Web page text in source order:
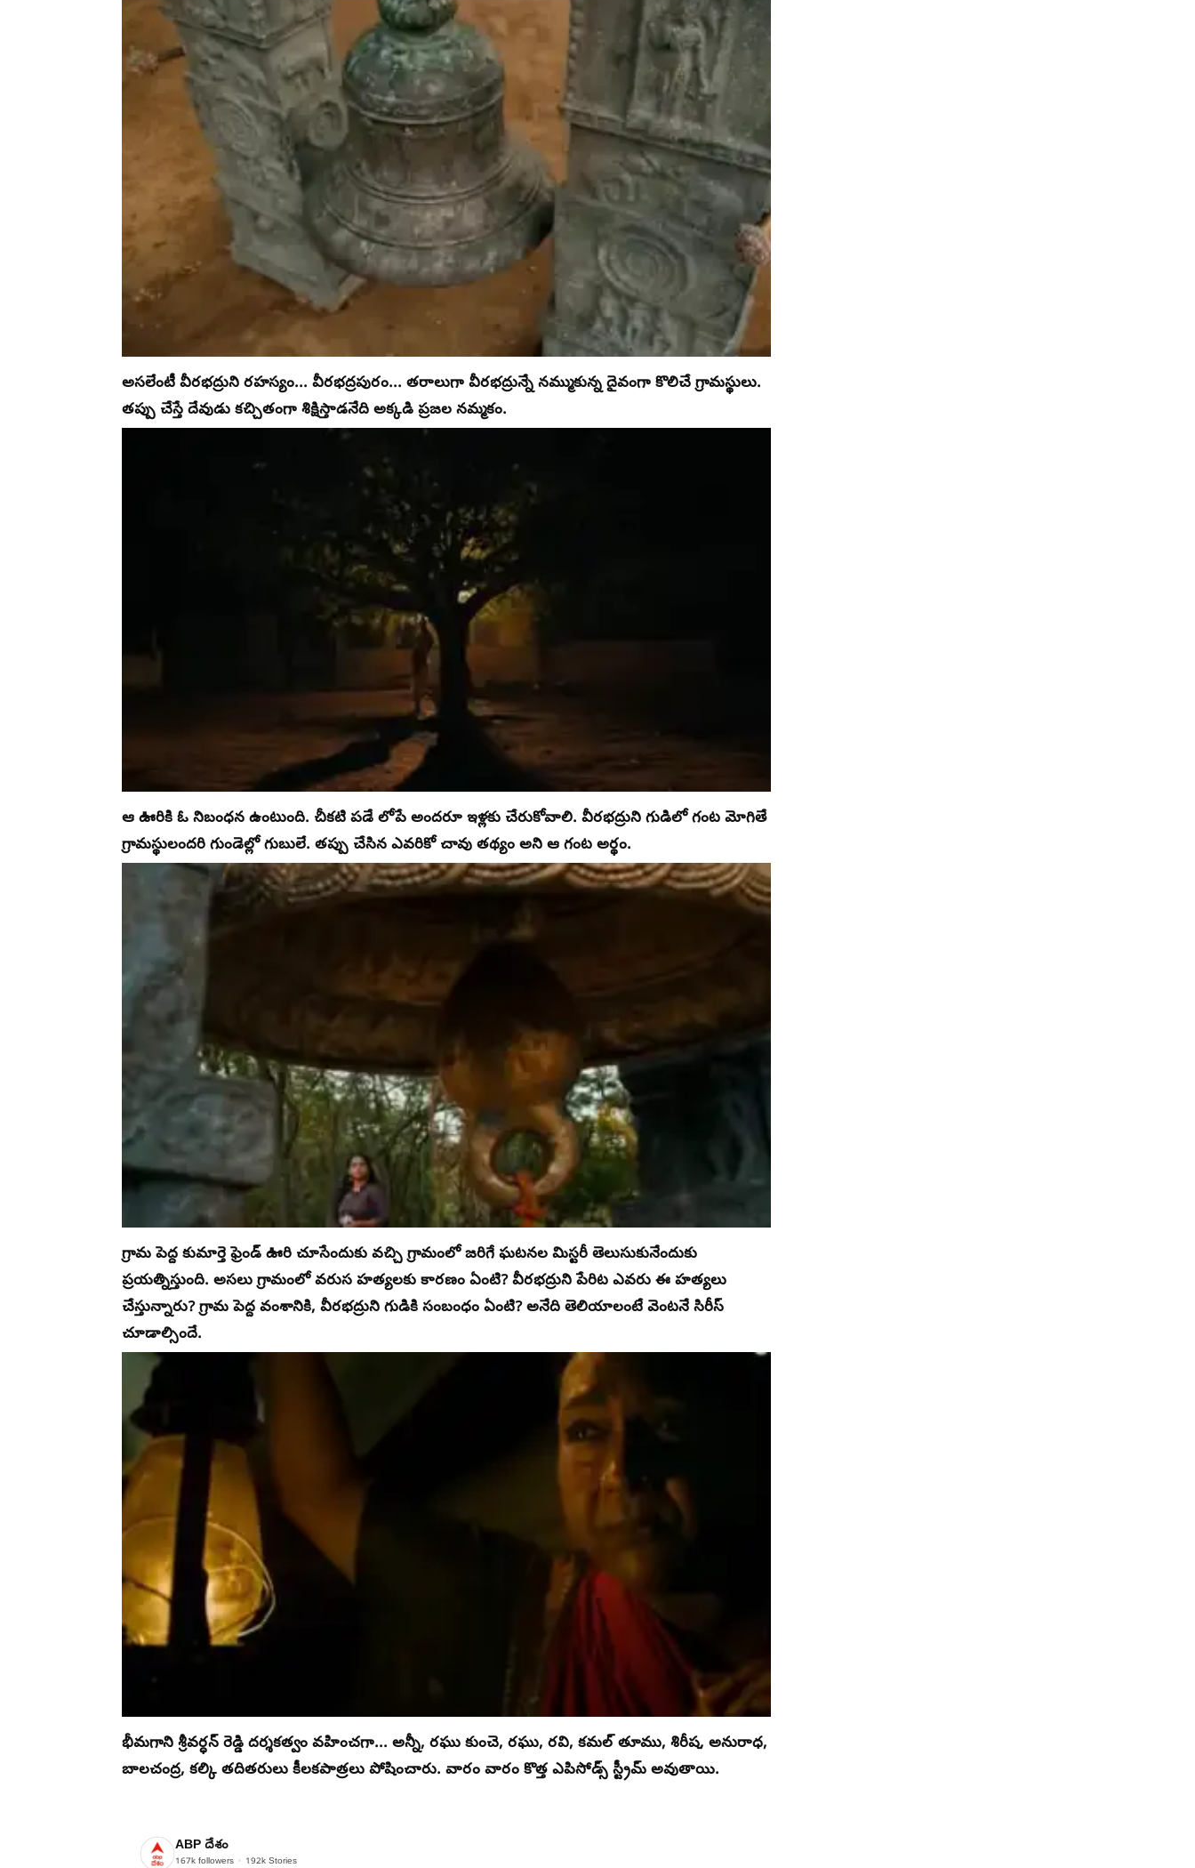
అసలేంటీ వీరభద్రుని రహస్యం... వీరభద్రపురం... తరాలుగా వీరభద్రున్నే నమ్ముకున్న దైవంగా కొలిచే గ్రామస్థులు.
తప్పు చేస్తే దేవుడు కచ్చితంగా శిక్షిస్తాడనేది అక్కడి ప్రజల నమ్మకం.
ఆ ఊరికి ఓ నిబంధన ఉంటుంది. చీకటి పడే లోపే అందరూ ఇళ్లకు చేరుకోవాలి. వీరభద్రుని గుడిలో గంట మోగితే
గ్రామస్థులందరి గుండెల్లో గుబులే. తప్పు చేసిన ఎవరికో చావు తథ్యం అని ఆ గంట అర్థం.
గ్రామ పెద్ద కుమార్తె ఫ్రెండ్ ఊరి చూసేందుకు వచ్చి గ్రామంలో జరిగే ఘటనల మిస్టరీ తెలుసుకునేందుకు
ప్రయత్నిస్తుంది. అసలు గ్రామంలో వరుస హత్యలకు కారణం ఏంటి? వీరభద్రుని పేరిట ఎవరు ఈ హత్యలు
చేస్తున్నారు? గ్రామ పెద్ద వంశానికి, వీరభద్రుని గుడికి సంబంధం ఏంటి? అనేది తెలియాలంటే వెంటనే సిరీస్
చూడాల్సిందే.
భీమగాని శ్రీవర్ధన్ రెడ్డి దర్శకత్వం వహించగా... అన్నీ, రఘు కుంచె, రఘు, రవి, కమల్ తూము, శిరీష, అనురాధ,
బాలచంద్ర, కల్కి తదితరులు కీలకపాత్రలు పోషించారు. వారం వారం కొత్త ఎపిసోడ్స్ స్ట్రీమ్ అవుతాయి.
ABP దేశం
167k followers 192k Stories